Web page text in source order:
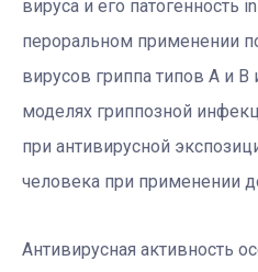
вируса и его патогенность
пероральном применении
вирусов гриппа типов А и В
моделях гриппозной
при антивирусной
человека при применении
Антивирусная активность